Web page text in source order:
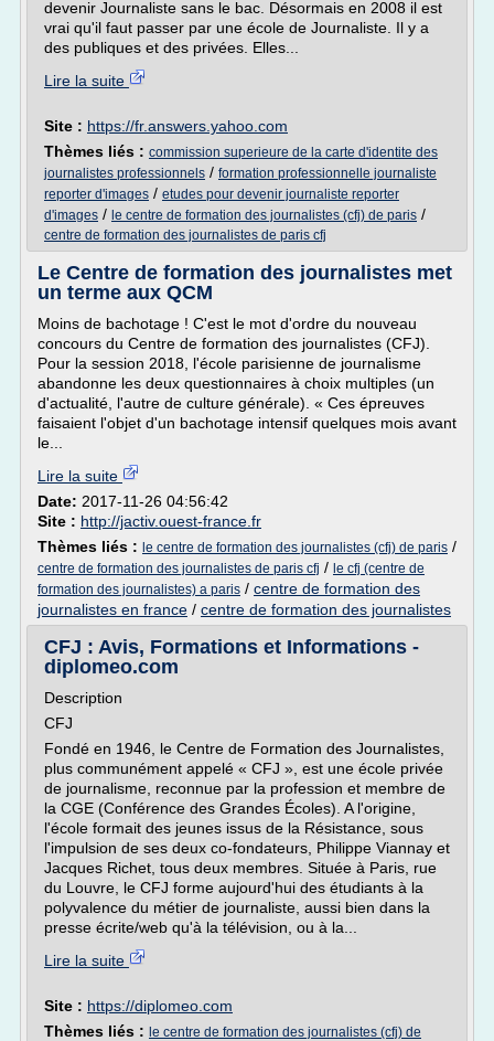
devenir Journaliste sans le bac. Désormais en 2008 il est
vrai qu'il faut passer par une école de Journaliste. Il y a
des publiques et des privées. Elles...
Lire la suite
Site : https://fr.answers.yahoo.com
Thèmes liés : commission superieure de la carte d'identite des
journalistes professionnels / formation professionnelle journaliste
reporter d'images / etudes pour devenir journaliste reporter
d'images / le centre de formation des journalistes (cfj) de paris /
centre de formation des journalistes de paris cfj
Le Centre de formation des journalistes met
un terme aux QCM
Moins de bachotage ! C'est le mot d'ordre du nouveau
concours du Centre de formation des journalistes (CFJ).
Pour la session 2018, l'école parisienne de journalisme
abandonne les deux questionnaires à choix multiples (un
d'actualité, l'autre de culture générale). « Ces épreuves
faisaient l'objet d'un bachotage intensif quelques mois avant
le...
Lire la suite
Date: 2017-11-26 04:56:42
Site : http://jactiv.ouest-france.fr
Thèmes liés : le centre de formation des journalistes (cfj) de paris /
centre de formation des journalistes de paris cfj / le cfj (centre de
formation des journalistes) a paris / centre de formation des
journalistes en france / centre de formation des journalistes
CFJ : Avis, Formations et Informations -
diplomeo.com
Description
CFJ
Fondé en 1946, le Centre de Formation des Journalistes,
plus communément appelé « CFJ », est une école privée
de journalisme, reconnue par la profession et membre de
la CGE (Conférence des Grandes Écoles). A l'origine,
l'école formait des jeunes issus de la Résistance, sous
l'impulsion de ses deux co-fondateurs, Philippe Viannay et
Jacques Richet, tous deux membres. Située à Paris, rue
du Louvre, le CFJ forme aujourd'hui des étudiants à la
polyvalence du métier de journaliste, aussi bien dans la
presse écrite/web qu'à la télévision, ou à la...
Lire la suite
Site : https://diplomeo.com
Thèmes liés : le centre de formation des journalistes (cfj) de